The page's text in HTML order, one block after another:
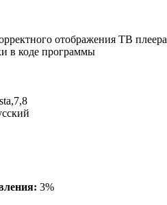
отображения ТВ плеера
в коде программы
3%